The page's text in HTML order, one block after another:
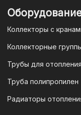
opt@mail.ru
Коллекторы с
Коллекторные
Трубы для отопления
Труба полипропилен
Радиаторы